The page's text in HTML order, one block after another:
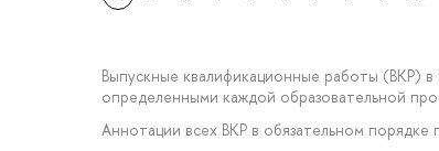
Выпускные квалификационные работы (ВКР)
определенными каждой образовательной
Аннотации всех ВКР в обязательном